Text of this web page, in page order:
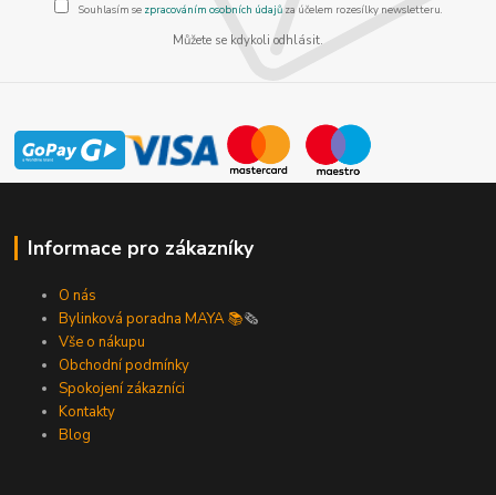
Souhlasím se zpracováním osobních údajůza účelem rozesílky newsletteru.
Můžete se kdykoli odhlásit.
Informace pro zákazníky
O nás
Bylinková poradna MAYA 📚🗞️
Vše o nákupu
Obchodní podmínky
Spokojení zákazníci
Kontakty
Blog